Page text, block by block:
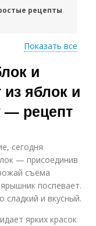
рецепты
Показать все
и
яблок и
— рецепт
сегодня
— присоединив
съёма
поспевает.
и вкусный.
ярких красок